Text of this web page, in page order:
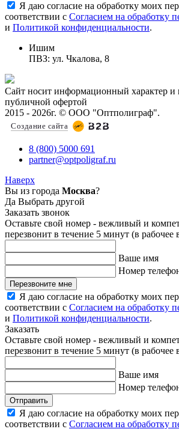
Я даю согласие на обработку моих
соответствии с Согласием на обработку
и Политикой конфиденциальности.
Ишим
ПВЗ: ул. Чкалова, 8
Сайт носит информационный характер и
публичной офертой
2015 - 2026г. © ООО "Оптполиграф".
Создание сайта
8 (800) 5000 691
partner@optpoligraf.ru
Наверх
Вы из города Москва?
Да Выбрать другой
Заказать звонок
Оставьте свой номер - вежливый и
перезвонит в течение 5 минут (в рабочее
Ваше имя
Номер
Перезвоните мне
Я даю согласие на обработку моих
соответствии с Согласием на обработку
и Политикой конфиденциальности.
Заказать
Оставьте свой номер - вежливый и
перезвонит в течение 5 минут (в рабочее
Ваше имя
Номер
Отправить
Я даю согласие на обработку моих
соответствии с Согласием на обработку